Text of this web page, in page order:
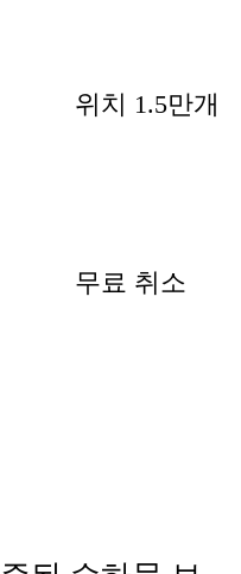
위치 1.5만개
무료 취소